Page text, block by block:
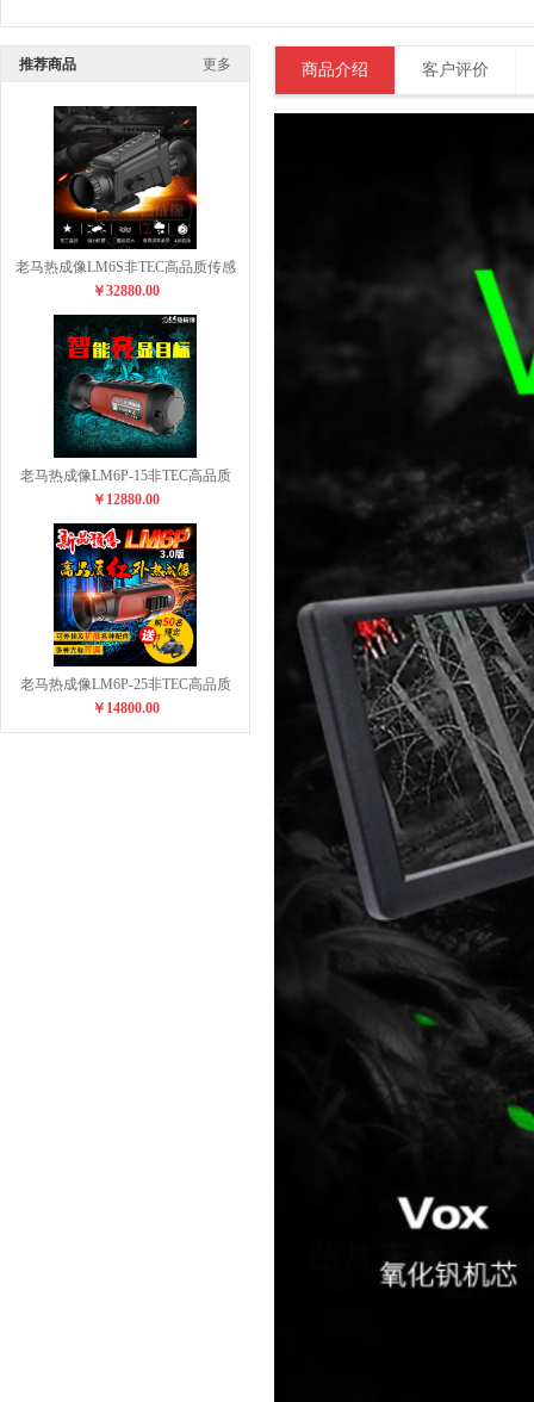
推荐商品 更多
老马热成像LM6S非TEC高品质传感
￥32880.00
老马热成像LM6P-15非TEC高品质
￥12880.00
老马热成像LM6P-25非TEC高品质
￥14800.00
商品介绍 客户评价